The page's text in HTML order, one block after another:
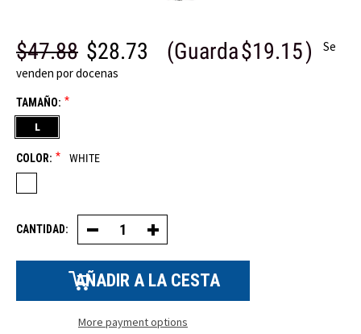
$47.88 $28.73 (Guarda$19.15)
Se
venden por docenas
TAMAÑO: *
L
COLOR: * WHITE
CANTIDAD: Disminución
de
la
cantidad
de
de
de
Aumentar
la
cantidad
forro
punto
alto
More payment options